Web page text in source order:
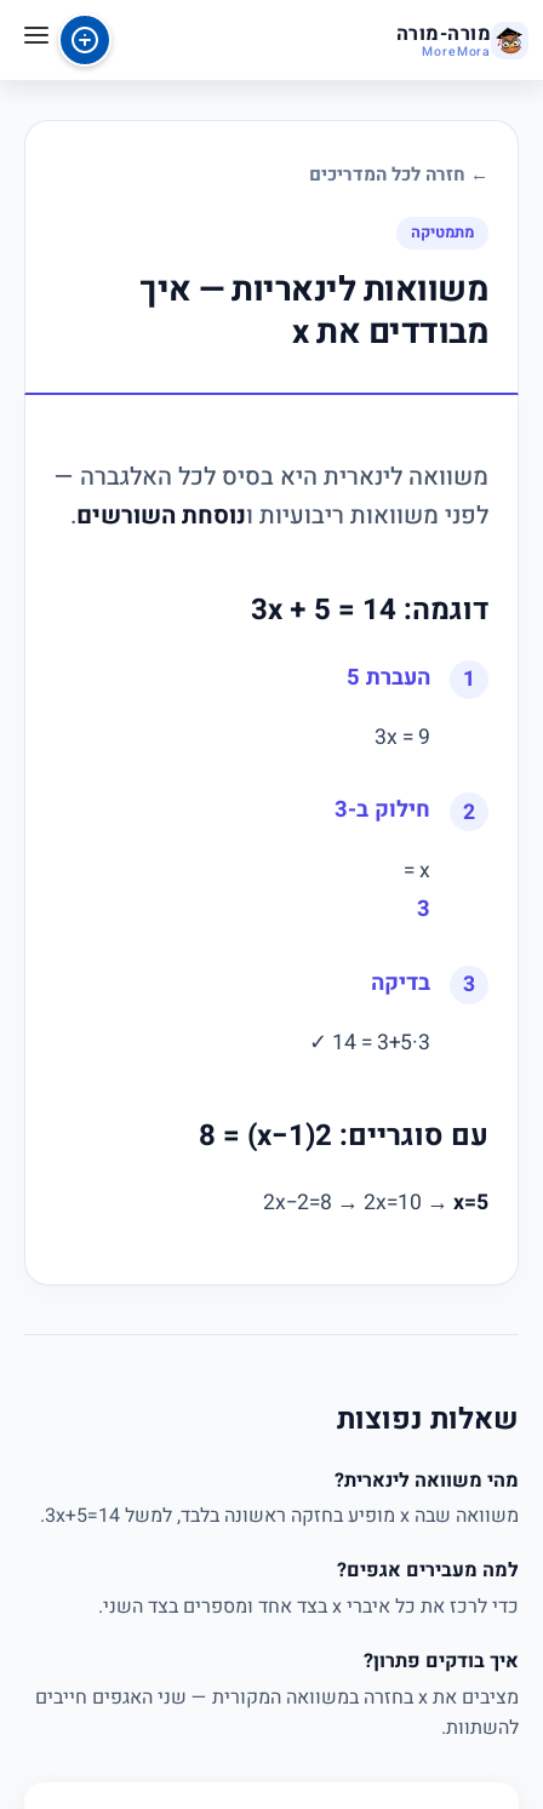
מורה-מורה
MoreMora
← חזרה לכל המדריכים
מתמטיקה
משוואות לינאריות — איך
מבודדים את x
משוואה לינארית היא בסיס לכל האלגברה —
לפני משוואות ריבועיות ונוסחת השורשים.
דוגמה: 3x + 5 = 14
העברת 5
3x = 9
חילוק ב-3
x =
3
בדיקה
3·3+5 = 14 ✓
עם סוגריים: 2(x−1) = 8
2x−2=8 → 2x=10 → x=5
שאלות נפוצות
מהי משוואה לינארית?
משוואה שבה x מופיע בחזקה ראשונה בלבד, למשל 3x+5=14.
למה מעבירים אגפים?
כדי לרכז את כל איברי x בצד אחד ומספרים בצד השני.
איך בודקים פתרון?
מציבים את x בחזרה במשוואה המקורית — שני האגפים חייבים
להשתוות.